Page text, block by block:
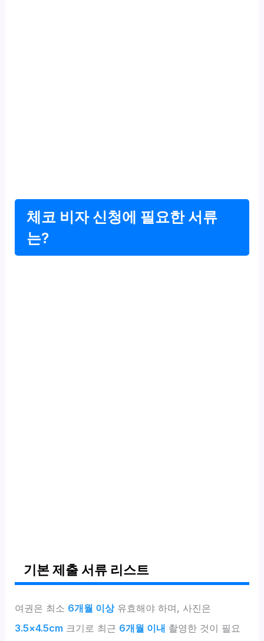
체코 비자 신청에 필요한 서류
는?
기본 제출 서류 리스트
여권은 최소 6개월 이상유효해야 하며, 사진은
3.5×4.5cm 크기로 최근 6개월 이내 촬영한 것이 필요